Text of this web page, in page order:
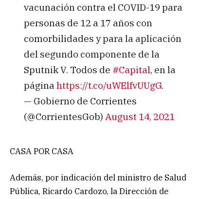
vacunación contra el COVID-19 para
personas de 12 a 17 años con
comorbilidades y para la aplicación
del segundo componente de la
Sputnik V. Todos de #Capital, en la
página https://t.co/uWElfvUUgG.
— Gobierno de Corrientes
(@CorrientesGob) August 14, 2021
CASA POR CASA
Además, por indicación del ministro de Salud
Pública, Ricardo Cardozo, la Dirección de